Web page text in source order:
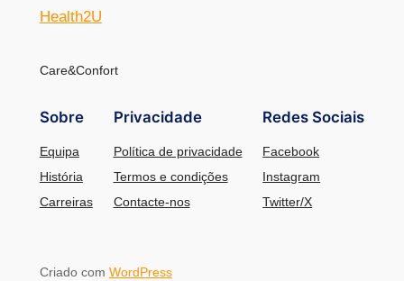
Health2U
Care&Confort
Sobre
Equipa
História
Carreiras
Privacidade
Política de privacidade
Termos e condições
Contacte-nos
Redes Sociais
Facebook
Instagram
Twitter/X
Criado com WordPress